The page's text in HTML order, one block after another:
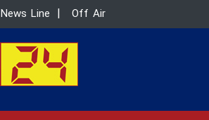
News Line Off Air